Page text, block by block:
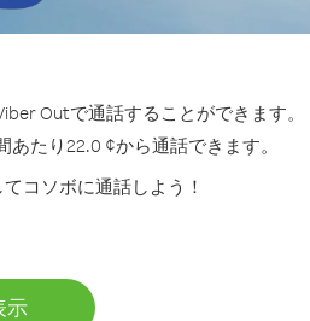
Outで通話することができます。
たり22.0 ¢から通話できます。
コソボに通話しよう！
示